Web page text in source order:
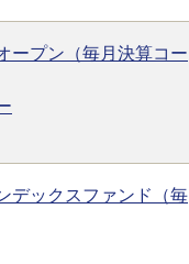
ープン（毎月決算コー
デックスファンド（毎